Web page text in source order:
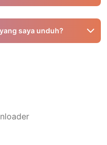
atau gunakan fitur
lalu ekstrak
saya unduh?